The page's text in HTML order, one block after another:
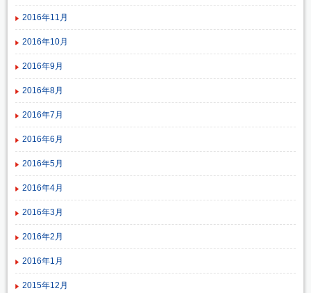
2016年11月
2016年10月
2016年9月
2016年8月
2016年7月
2016年6月
2016年5月
2016年4月
2016年3月
2016年2月
2016年1月
2015年12月